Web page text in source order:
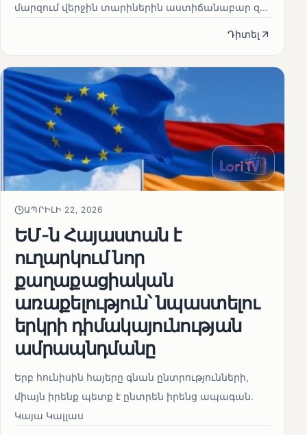
մարզում վերջին տարիներին աստիճանաբար զ...
Դիտել
ԱՊՐԻԼԻ 22, 2026
ԵՄ-ն Հայաստան է
ուղարկում նոր
քաղաքացիական
առաքելություն՝ նպաստելու
երկրի դիմակայունության
ամրապնդմանը
Երբ հունիսին հայերը գնան ընտրությունների,
միայն իրենք պետք է ընտրեն իրենց ապագան.
Կայա Կալլաս